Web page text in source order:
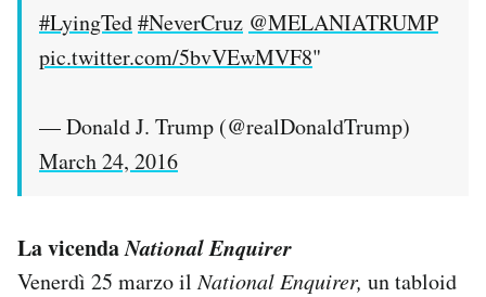
#LyingTed#NeverCruz @MELANIATRUMP
pic.twitter.com/5bvVEwMVF8"
— Donald J. Trump (@realDonaldTrump)
March 24, 2016
La vicendaNational Enquirer
Venerdì 25 marzo ilNational Enquirer, un tabloid